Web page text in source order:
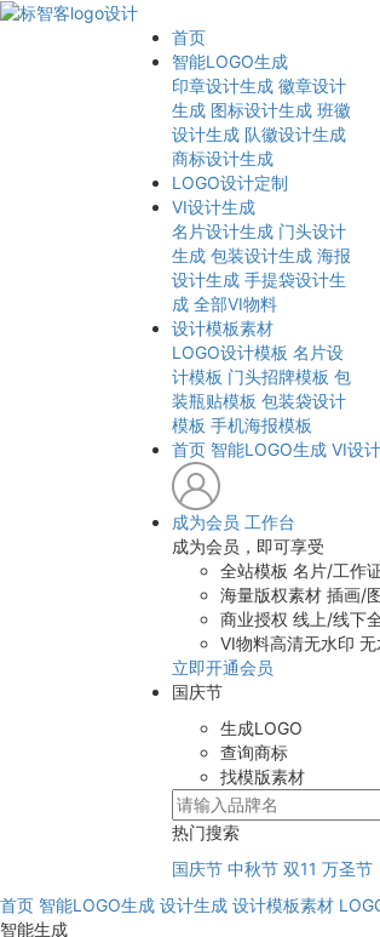
首页
智能LOGO生成
印章设计生成 徽章设计
生成 图标设计生成 班徽
设计生成 队徽设计生成
商标设计生成
LOGO设计定制
VI设计生成
名片设计生成 门头设计
生成 包装设计生成 海报
设计生成 手提袋设计生
成 全部VI物料
设计模板素材
LOGO设计模板 名片设
计模板 门头招牌模板 包
装瓶贴模板 包装袋设计
模板 手机海报模板
首页 智能LOGO生成 VI设
成为会员 工作台
成为会员，即可享受
全站模板 名片/工作
海量版权素材 插画/
商业授权 线上/线下
VI物料高清无水印 无
立即开通会员
国庆节
生成LOGO
查询商标
找模版素材
热门搜索
国庆节 中秋节 双11 万圣节
首页 智能LOGO生成 设计生成 设计模板素材
智能生成